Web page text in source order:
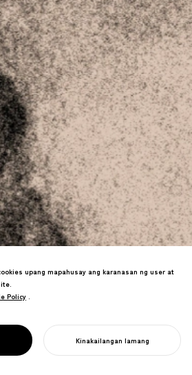
Ginagawa ng NOSIGNER ang mga
prevention tool at public health initiative
na nagdadala ng behavioral change.
SIMULAN ANG INYONG PROYEKTO
upang mapahusay ang karanasan ng user at
Policy
Policy .
Kinakailangan lamang